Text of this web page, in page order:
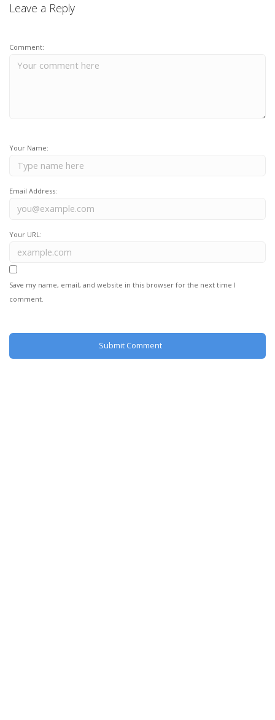
Leave a Reply
Comment:
Your Name:
Email Address:
Your URL:
Save my name, email, and website in this browser for the next time I
comment.